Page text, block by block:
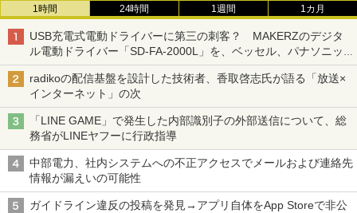
1時間 24時間 1週間 1カ月
USB充電式電動ドライバーに第三の刺客？ MAKERZのデジタ
ル電動ドライバー「SD-FA-2000L」を、ベッセル、パナソニッ
クと比較してみた 【テレワークグッズ・ミニレビュー 第165
回】
radikoの配信基盤を設計した技術者、香取啓志氏が語る「放送×
インターネット」の次
「LINE GAME」で発生した内部識別子の外部送信について、総
務省がLINEヤフーに行政指導
中部電力、社内システムへの不正アクセスでメールおよび連絡先
情報が漏えいの可能性
ガイドライン違反の投稿を発見→アプリ自体をApp Storeで非公